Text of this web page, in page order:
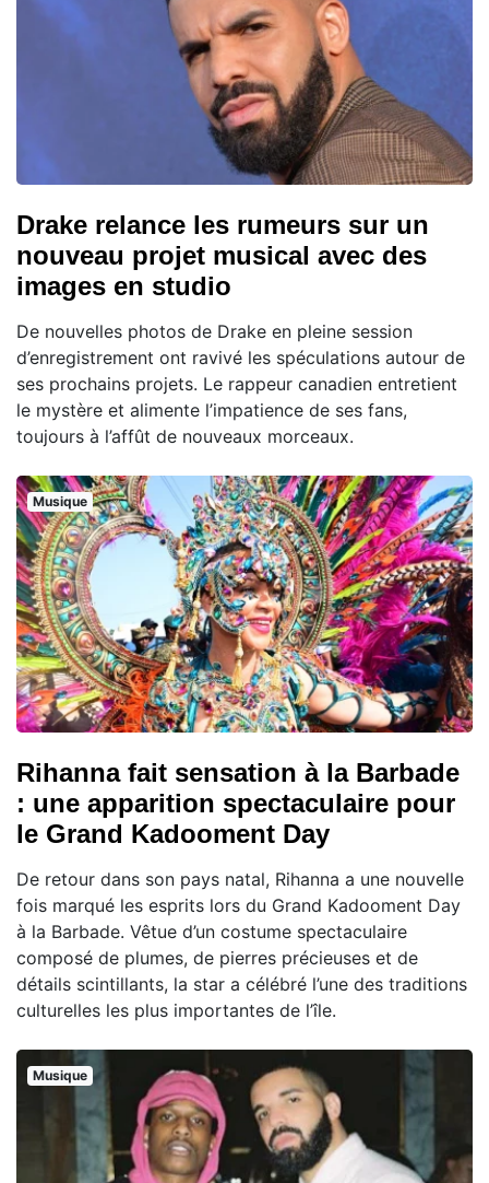
Drake relance les rumeurs sur un
nouveau projet musical avec des
images en studio
De nouvelles photos de Drake en pleine session
d’enregistrement ont ravivé les spéculations autour de
ses prochains projets. Le rappeur canadien entretient
le mystère et alimente l’impatience de ses fans,
toujours à l’affût de nouveaux morceaux.
Musique
Rihanna fait sensation à la Barbade
: une apparition spectaculaire pour
le Grand Kadooment Day
De retour dans son pays natal, Rihanna a une nouvelle
fois marqué les esprits lors du Grand Kadooment Day
à la Barbade. Vêtue d’un costume spectaculaire
composé de plumes, de pierres précieuses et de
détails scintillants, la star a célébré l’une des traditions
culturelles les plus importantes de l’île.
Musique